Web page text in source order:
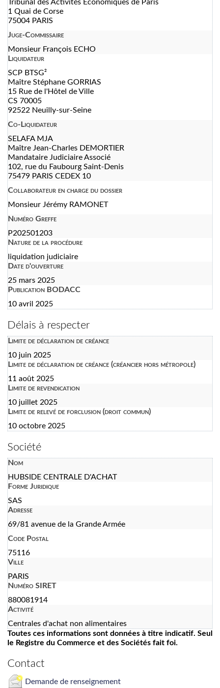
Tribunal des Activités Économiques de Paris
1 Quai de Corse
75004 PARIS
Juge-Commissaire
Monsieur François ECHO
Liquidateur
SCP BTSG²
Maître Stéphane GORRIAS
15 Rue de l'Hôtel de Ville
CS 70005
92522 Neuilly-sur-Seine
Co-Liquidateur
SELAFA MJA
Maître Jean-Charles DEMORTIER
Mandataire Judiciaire Associé
102, rue du Faubourg Saint-Denis
75479 PARIS CEDEX 10
Collaborateur en charge du dossier
Monsieur Jérémy RAMONET
Numéro Greffe
P202501203
Nature de la procédure
liquidation judiciaire
Date d'ouverture
25 mars 2025
Publication BODACC
10 avril 2025
Délais à respecter
Limite de déclaration de créance
10 juin 2025
Limite de déclaration de créance (créancier hors métropole)
11 août 2025
Limite de revendication
10 juillet 2025
Limite de relevé de forclusion (droit commun)
10 octobre 2025
Société
Nom
HUBSIDE CENTRALE D'ACHAT
Forme Juridique
SAS
Adresse
69/81 avenue de la Grande Armée
Code Postal
75116
Ville
PARIS
Numéro SIRET
880081914
Activité
Centrales d'achat non alimentaires
Toutes ces informations sont données à titre indicatif. Seul
le Registre du Commerce et des Sociétés fait foi.
Contact
Demande de renseignement